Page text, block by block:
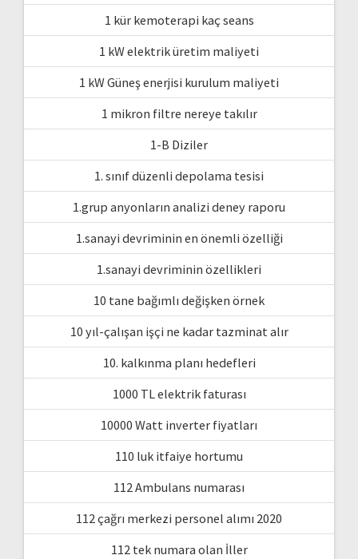
1 kür kemoterapi kaç seans
1 kW elektrik üretim maliyeti
1 kW Güneş enerjisi kurulum maliyeti
1 mikron filtre nereye takılır
1-B Diziler
1. sınıf düzenli depolama tesisi
1.grup anyonların analizi deney raporu
1.sanayi devriminin en önemli özelliği
1.sanayi devriminin özellikleri
10 tane bağımlı değişken örnek
10 yıl-çalışan işçi ne kadar tazminat alır
10. kalkınma planı hedefleri
1000 TL elektrik faturası
10000 Watt inverter fiyatları
110 luk itfaiye hortumu
112 Ambulans numarası
112 çağrı merkezi personel alımı 2020
112 tek numara olan İller